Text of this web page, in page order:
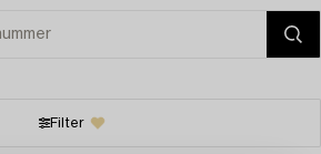
Filter